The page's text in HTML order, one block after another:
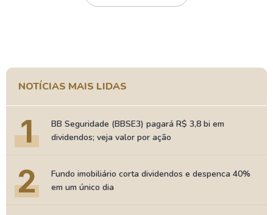
NOTÍCIAS MAIS LIDAS
1
BB Seguridade (BBSE3) pagará R$ 3,8 bi em
dividendos; veja valor por ação
2
Fundo imobiliário corta dividendos e despenca 40%
em um único dia